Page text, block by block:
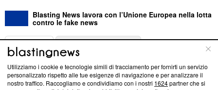
Blasting News lavora con l’Unione Europea nella lotta
contro le fake news
ABOUT
Questa sezione offre informazioni trasparenti su Blasting
News, sui nostri processi editoriali e su come ci impegniamo a
Utilizziamo i cookie e tecnologie simili di tracciamento per fornirti un servizio
personalizzato rispetto alle tue esigenze di navigazione e per analizzare il
nostro traffico. Raccogliamo e condividiamo con i nostri 1624partner che si